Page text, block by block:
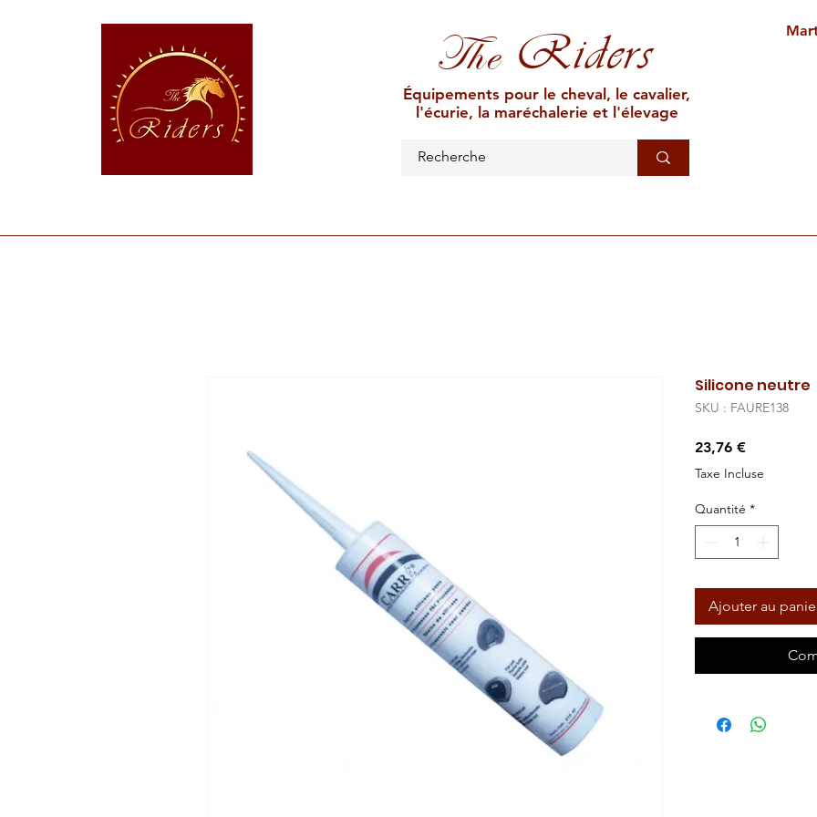
TheRiders
Équipements pour le cheval, le cavalier,
l'écurie, la maréchalerie et l'élevage
Silicone neutre
SKU : FAURE138
23,76 €Prix
Taxe Incluse
Quantité *
Ajouter au